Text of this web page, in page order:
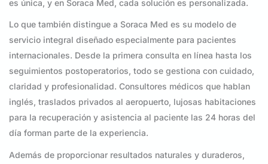
es única, y en Soraca Med, cada solución es personalizada.
Lo que también distingue a Soraca Med es su modelo de
servicio integral diseñado especialmente para pacientes
internacionales. Desde la primera consulta en línea hasta los
seguimientos postoperatorios, todo se gestiona con cuidado,
claridad y profesionalidad. Consultores médicos que hablan
inglés, traslados privados al aeropuerto, lujosas habitaciones
para la recuperación y asistencia al paciente las 24 horas del
día forman parte de la experiencia.
Además de proporcionar resultados naturales y duraderos,